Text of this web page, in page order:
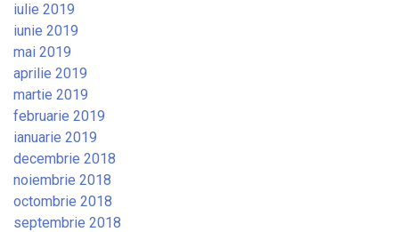
iulie 2019
iunie 2019
mai 2019
aprilie 2019
martie 2019
februarie 2019
ianuarie 2019
decembrie 2018
noiembrie 2018
octombrie 2018
septembrie 2018